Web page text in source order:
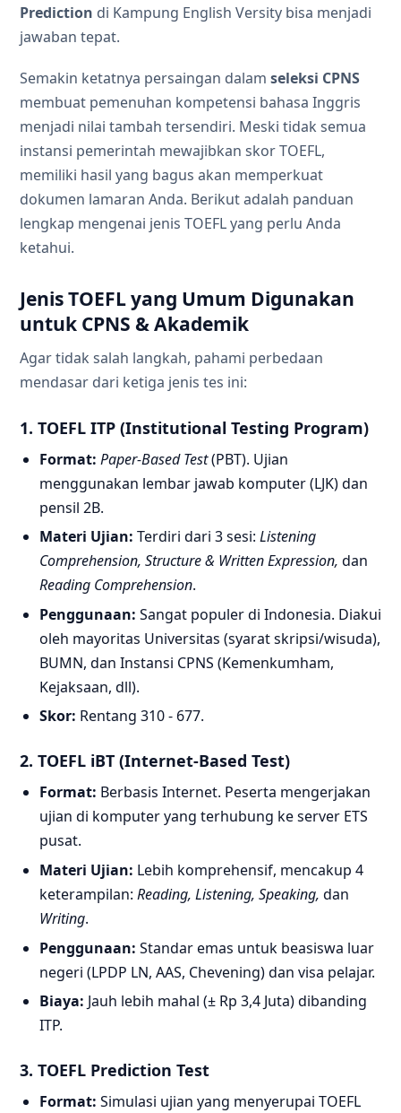
Prediction di Kampung English Versity bisa menjadi
jawaban tepat.
Semakin ketatnya persaingan dalam seleksi CPNS
membuat pemenuhan kompetensi bahasa Inggris
menjadi nilai tambah tersendiri. Meski tidak semua
instansi pemerintah mewajibkan skor TOEFL,
memiliki hasil yang bagus akan memperkuat
dokumen lamaran Anda. Berikut adalah panduan
lengkap mengenai jenis TOEFL yang perlu Anda
ketahui.
Jenis TOEFL yang Umum Digunakan
untuk CPNS & Akademik
Agar tidak salah langkah, pahami perbedaan
mendasar dari ketiga jenis tes ini:
1. TOEFL ITP (Institutional Testing Program)
Format: Paper-Based Test(PBT). Ujian
menggunakan lembar jawab komputer (LJK) dan
pensil 2B.
Materi Ujian: Terdiri dari 3 sesi: Listening
Comprehension, Structure & Written Expression, dan
Reading Comprehension.
Penggunaan: Sangat populer di Indonesia. Diakui
oleh mayoritas Universitas (syarat skripsi/wisuda),
BUMN, dan Instansi CPNS (Kemenkumham,
Kejaksaan, dll).
Skor: Rentang 310 - 677.
2. TOEFL iBT (Internet-Based Test)
Format: Berbasis Internet. Peserta mengerjakan
ujian di komputer yang terhubung ke server ETS
pusat.
Materi Ujian: Lebih komprehensif, mencakup 4
keterampilan: Reading, Listening, Speaking, dan
Writing.
Penggunaan: Standar emas untuk beasiswa luar
negeri (LPDP LN, AAS, Chevening) dan visa pelajar.
Biaya: Jauh lebih mahal (± Rp 3,4 Juta) dibanding
ITP.
3. TOEFL Prediction Test
Format: Simulasi ujian yang menyerupai TOEFL